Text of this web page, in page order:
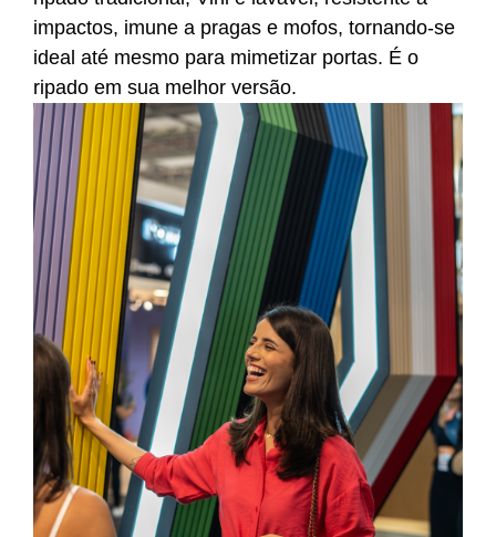
impactos, imune a pragas e mofos, tornando-se
ideal até mesmo para mimetizar portas. É o
ripado em sua melhor versão.